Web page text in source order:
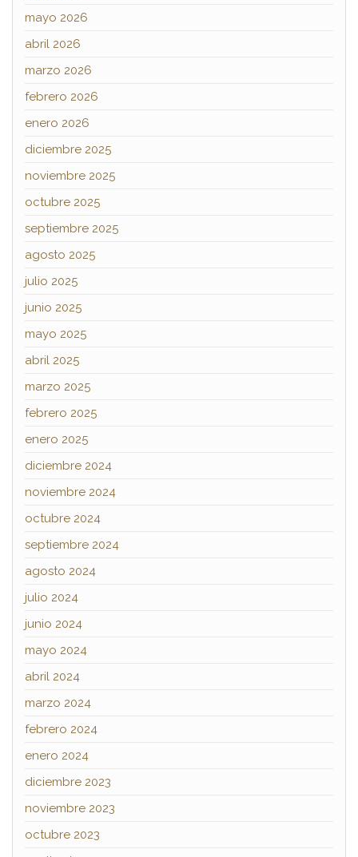
mayo 2026
abril 2026
marzo 2026
febrero 2026
enero 2026
diciembre 2025
noviembre 2025
octubre 2025
septiembre 2025
agosto 2025
julio 2025
junio 2025
mayo 2025
abril 2025
marzo 2025
febrero 2025
enero 2025
diciembre 2024
noviembre 2024
octubre 2024
septiembre 2024
agosto 2024
julio 2024
junio 2024
mayo 2024
abril 2024
marzo 2024
febrero 2024
enero 2024
diciembre 2023
noviembre 2023
octubre 2023